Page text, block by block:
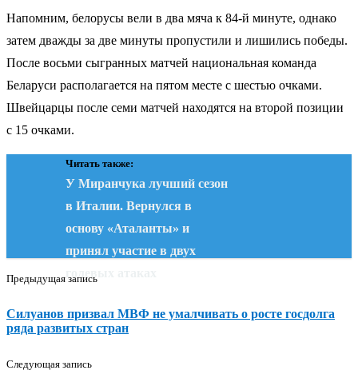
Напомним, белорусы вели в два мяча к 84-й минуте, однако
затем дважды за две минуты пропустили и лишились победы.
После восьми сыгранных матчей национальная команда
Беларуси располагается на пятом месте с шестью очками.
Швейцарцы после семи матчей находятся на второй позиции
с 15 очками.
Читать также:
У Миранчука лучший сезон
в Италии. Вернулся в
основу «Аталанты» и
принял участие в двух
Предыдущая запись
Силуанов призвал МВФ не умалчивать о росте госдолга
ряда развитых стран
Следующая запись